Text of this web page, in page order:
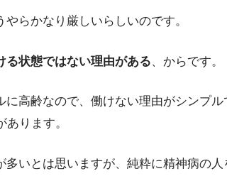
らかなり厳しいらしいのです。
る状態ではない理由がある、からです。
に高齢なので、働けない理由がシンプ
ります。
多いとは思いますが、純粋に精神病の